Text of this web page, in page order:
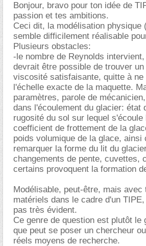
Bonjour, bravo pour ton idée de
passion et tes ambitions.
Ceci dit, la modélisation physique
semble difficilement réalisable
Plusieurs obstacles:
-le nombre de Reynolds
devrait être possible de trouver
viscosité satisfaisante, quitte à
l'échelle exacte de la maquette.
paramètres, parole de
dans l'écoulement du glacier: état
rugosité du sol sur lequel s'écoule
coefficient de frottement de la
poids volumique de la glace, ainsi
remarquer la forme du lit du
changements de pente, cuvettes,
certains provoquent la formation
Modélisable, peut-être, mais avec
matériels dans le cadre d'un
pas très évident.
Ce genre de question est plutôt le
que peut se poser un chercheur
réels moyens de recherche.